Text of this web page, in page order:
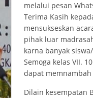
melalui pesan
Terima Kasih
mensukseskan
pihak luar
karna banyak
Semoga kelas VII.
dapat
Dilain kesempatan